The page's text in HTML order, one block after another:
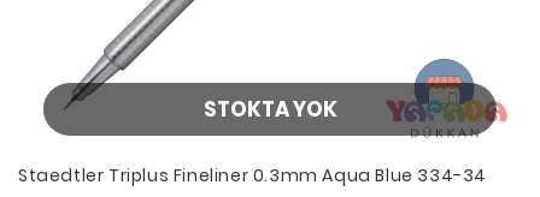
STOKTA YOK
Staedtler Triplus Fineliner 0.3mm Aqua Blue 334-34